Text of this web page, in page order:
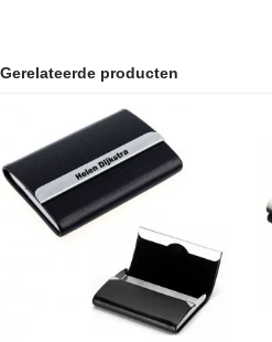
Gerelateerde producten